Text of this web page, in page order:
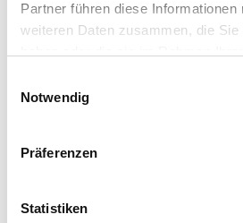
Partner führen diese
weiteren Daten zusammen, die Sie
Datenschutzerklärung
Notwendig
Präferenzen
Statistiken
Besonderheit
weiche Haptik / schwere Qualität